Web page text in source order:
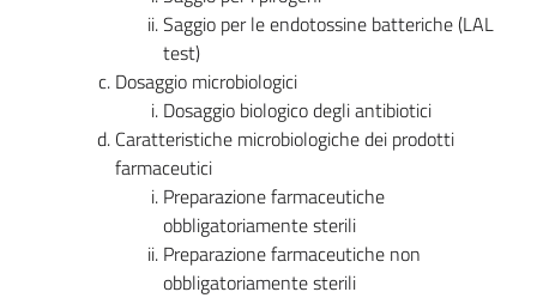
Saggio per le endotossine batteriche (LAL
test)
Dosaggio microbiologici
Dosaggio biologico degli antibiotici
Caratteristiche microbiologiche dei prodotti
farmaceutici
Preparazione farmaceutiche
obbligatoriamente sterili
Preparazione farmaceutiche non
obbligatoriamente sterili